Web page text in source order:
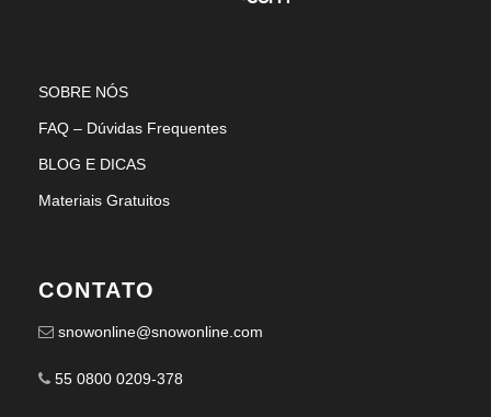
SOBRE NÓS
FAQ – Dúvidas Frequentes
BLOG E DICAS
Materiais Gratuitos
CONTATO
snowonline@snowonline.com
55 0800 0209-378